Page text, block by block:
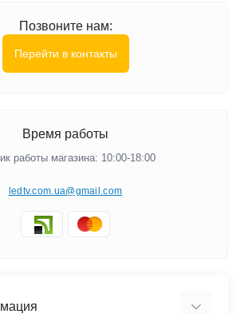
Позвоните нам:
Перейти в контакты
Время работы
работы магазина: 10:00-18:00
ledtv.com.ua@gmail.com